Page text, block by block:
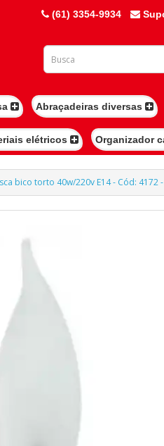
(61) 3354-9934
Abraçadeiras diversas
elétricos Organizador
bico torto 40w/220v E14 - Cód: 4172